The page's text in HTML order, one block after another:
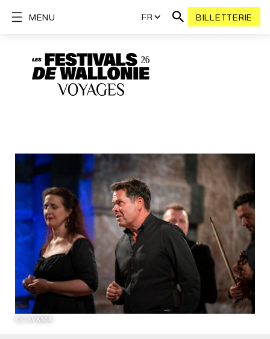
FR BILLETTERIE
MENU
©CAV&MA